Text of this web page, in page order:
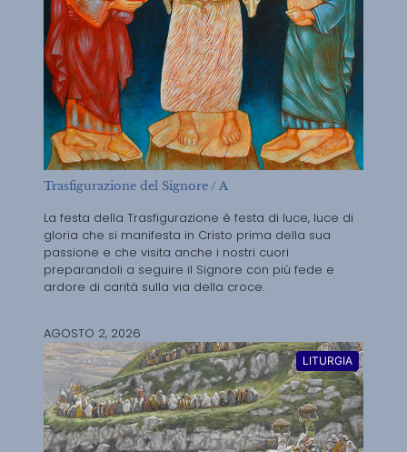
Trasfigurazione del Signore / A
La festa della Trasfigurazione è festa di luce, luce di
gloria che si manifesta in Cristo prima della sua
passione e che visita anche i nostri cuori
preparandoli a seguire il Signore con più fede e
ardore di carità sulla via della croce.
AGOSTO 2, 2026
LITURGIA